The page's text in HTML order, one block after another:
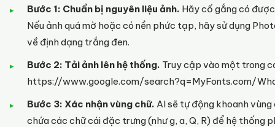
Bước 1: Chuẩn bị nguyên liệu ảnh. Hãy cố gắng có
Nếu ảnh quá mờ hoặc có nền phức tạp, hãy sử dụng
về định dạng trắng đen.
Bước 2: Tải ảnh lên hệ thống. Truy cập vào một trong
https://www.google.com/search?q=MyFonts.com/
Bước 3: Xác nhận vùng chữ. AI sẽ tự động khoanh
chứa các chữ cái đặc trưng (như g, a, Q, R) để hệ thống